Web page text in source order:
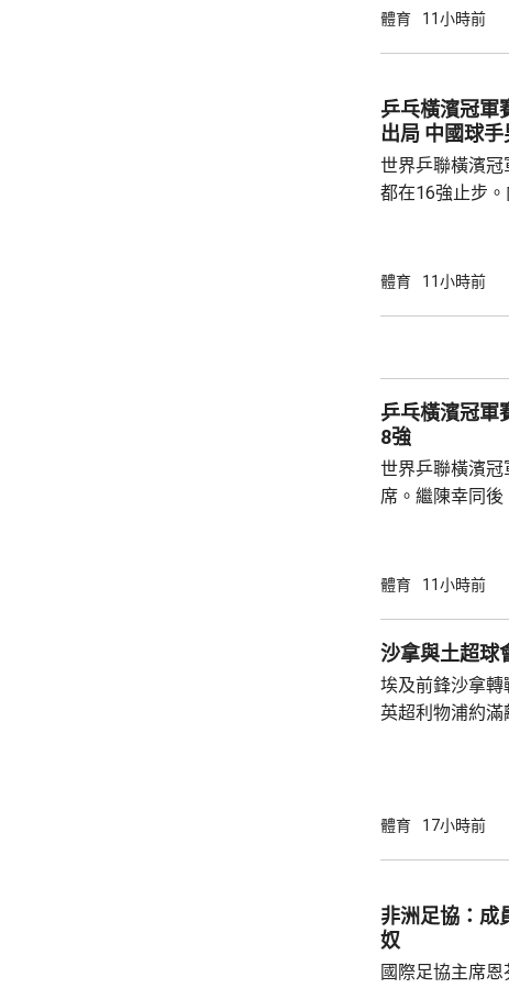
射，貼柱出底線
路開出罰球，由
局。維拉上半場
半場初段，維拉
體育 11小時前
乒乓橫濱冠軍
出局 中國
世界乒聯橫濱
都在16強止步。
球手，全軍覆沒。 法國的艾歷斯勒布倫，
晙誠。至於張
空。
體育 11小時前
乒乓橫濱冠軍
8強
世界乒聯橫濱冠
席。繼陳幸同後
11:6，將與日本
「刁時」輸
贏11:8、11:5及
體育 11小時前
沙拿與土超球
埃及前鋒沙拿轉
英超利物浦約滿
加盟是希望為特
另加每個球季
體育 17小時前
非洲足協：成
奴
國際足協主席